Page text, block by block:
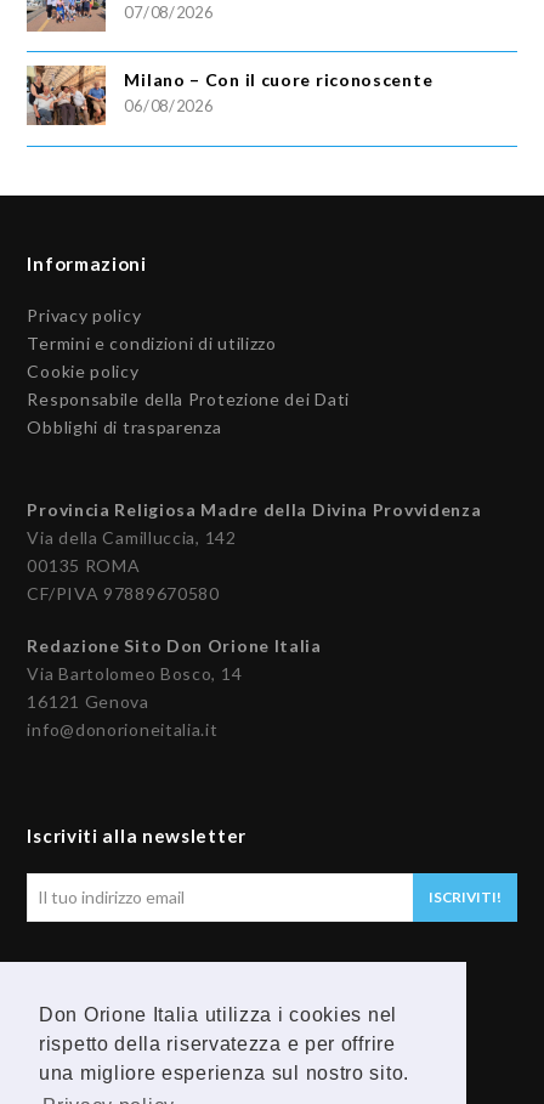
Don Orione Italia utilizza i cookies nel
rispetto della riservatezza e per offrire
una migliore esperienza sul nostro sito.
07/08/2026
Milano – Con il cuore riconoscente
06/08/2026
Informazioni
Privacy policy
Termini e condizioni di utilizzo
Cookie policy
Responsabile della Protezione dei Dati
Obblighi di trasparenza
Provincia Religiosa Madre della Divina Provvidenza
Via della Camilluccia, 142
00135 ROMA
CF/PIVA 97889670580
Redazione Sito Don Orione Italia
Via Bartolomeo Bosco, 14
16121 Genova
info@donorioneitalia.it
Iscriviti alla newsletter
ISCRIVITI!
F
Y
o